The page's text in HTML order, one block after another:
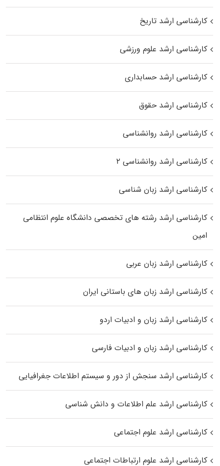
کارشناسی ارشد تاریخ
کارشناسی ارشد علوم ورزشی
کارشناسی ارشد حسابداری
کارشناسی ارشد حقوق
کارشناسی ارشد روانشناسی
کارشناسی ارشد روانشناسی ۲
کارشناسی ارشد زبان شناسی
کارشناسی ارشد رﺷﺘﻪ ﻫﺎی تخصصی داﻧﺸﮕﺎه ﻋﻠﻮم انتظامی
اﻣﻴﻦ
کارشناسی ارشد زبان عربی
کارشناسی ارشد زبان‌ های باستانی ایران
کارشناسی ارشد زبان و ادبیات اردو
کارشناسی ارشد زبان و ادبیات فارسی
کارشناسی ارشد سنجش از دور و سیستم اطلاعات جغرافیایی
کارشناسی ارشد علم اطلاعات و دانش شناسی
کارشناسی ارشد علوم اجتماعی
کارشناسی ارشد علوم ارتباطات اجتماعی